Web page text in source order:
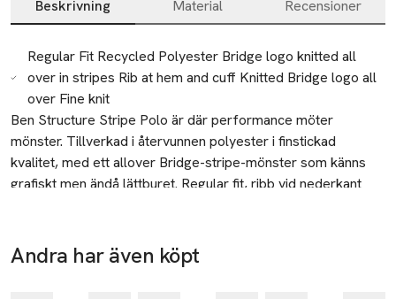
Beskrivning Material Recensioner
Beskrivning
Regular Fit Recycled Polyester Bridge logo knitted all
over in stripes Rib at hem and cuff Knitted Bridge logo all
over Fine knit
Ben Structure Stripe Polo är där performance möter
mönster. Tillverkad i återvunnen polyester i finstickad
kvalitet, med ett allover Bridge-stripe-mönster som känns
grafiskt men ändå lättburet. Regular fit, ribb vid nederkant
en självklar favorit när du vill ha en statement-piké som
fortfarande andas.
Tillverkare
Andra har även köpt
-40%